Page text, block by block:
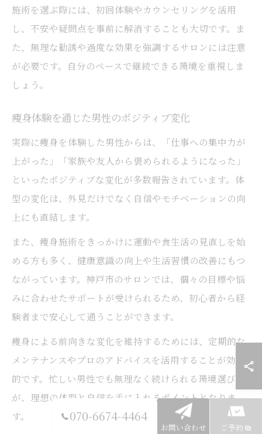
施術を選ぶ際には、初回体験やカウンセリングを活用
し、不安や疑問点を事前に解消することも大切です。ま
た、無理な勧誘や過度な効果を強調するサロンには注意
が必要です。自分のペースで継続できる環境を重視しま
しょう。
痩身体験を通じた男性のポジティブ変化
実際に痩身を体験した男性からは、「仕事への集中力が
上がった」「家族や友人から褒められるようになった」
といったポジティブな変化が多数報告されています。体
型の変化は、外見だけでなく自信やモチベーションの向
上にも直結します。
また、痩身施術をきっかけに運動や食生活の見直しを始
める方も多く、健康意識の向上や生活習慣の改善にもつ
ながっています。神戸市のサロンでは、個々の目標や悩
みに合わせたサポートが受けられるため、初心者から経
験者まで安心して通うことができます。
痩身による前向きな変化を維持するためには、定期的な
メンテナンスやプロのアドバイスを活用することが効果
的です。忙しい男性でも無理なく続けられる環境選び
が、理想の体型と自信を手に入れるポイントとなりま
す。
070-6674-4464
お問い合わせ ご予約